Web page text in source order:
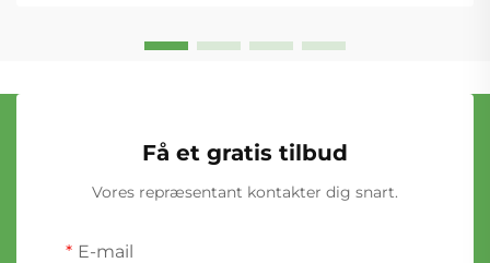
Få et gratis tilbud
Vores repræsentant kontakter dig snart.
E-mail